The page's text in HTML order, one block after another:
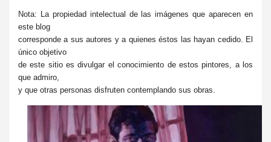
Nota: La propiedad intelectual de las imágenes que aparecen en
este blog
corresponde a sus autores y a quienes éstos las hayan cedido. El
único objetivo
de este sitio es divulgar el conocimiento de estos pintores, a los
que admiro,
y que otras personas disfruten contemplando sus obras.